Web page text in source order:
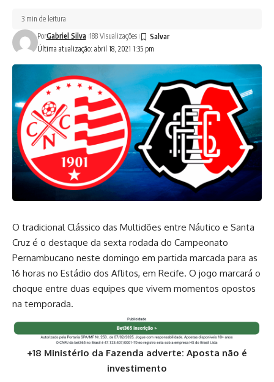
Última atualização: abril 18, 2021 1:35 pm
PorGabriel Silva 188 Visualizações
3 min de leitura
O tradicional Clássico das Multidões entre Náutico e Santa
Cruz é o destaque da sexta rodada do Campeonato
Pernambucano neste domingo em partida marcada para as
16 horas no Estádio dos Aflitos, em Recife. O jogo marcará o
choque entre duas equipes que vivem momentos opostos
na temporada.
+18 Ministério da Fazenda adverte: Aposta não é
investimento